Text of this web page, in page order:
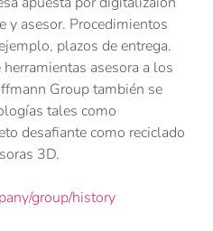
y asesor. Procedimientos
plazos de entrega.
asesora a los
Group también se
tales como
desafiante como reciclado
3D.
group/history